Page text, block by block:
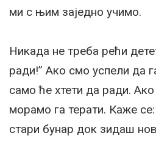
ми с њим заједно учимо.
Никада не треба рећи
ради!” Ако смо успели да
само ће хтети да ради.
морамо га терати. Каже
стари бунар док зидаш